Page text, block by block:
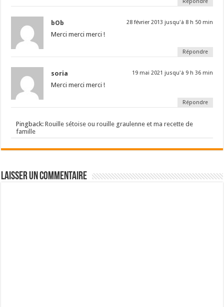
Répondre
bOb 28 février 2013 jusqu'à 8 h 50 min
Merci merci merci !
Répondre
soria 19 mai 2021 jusqu'à 9 h 36 min
Merci merci merci !
Répondre
Pingback:Rouille sétoise ou rouille graulenne et ma recette de
famille
Laisser un commentaire